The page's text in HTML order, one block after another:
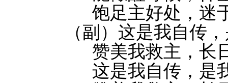
饱足主好处，迷于
（副）这是我自传，
赞美我救主，长日
这是我自传，是我